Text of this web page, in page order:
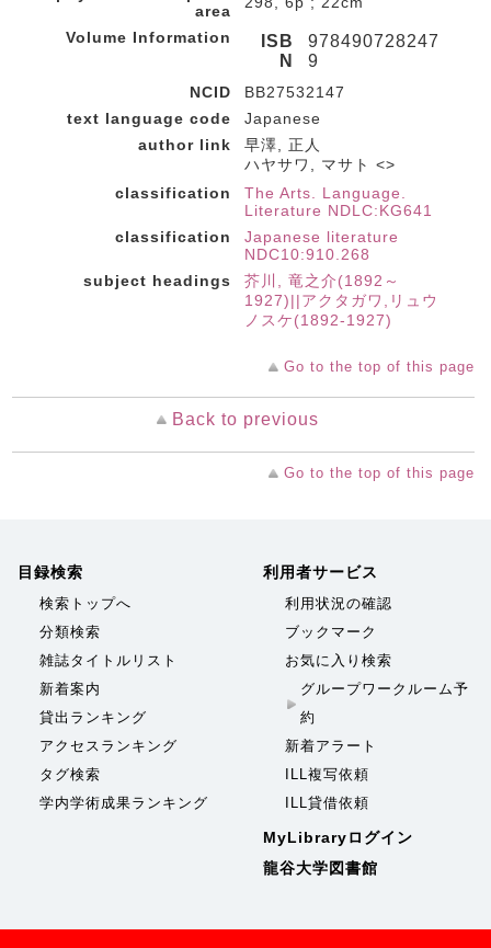
area
Volume Information
ISB
N
978490728247
9
NCID
BB27532147
text language code
Japanese
author link
早澤, 正人
ハヤサワ, マサト <>
classification
The Arts. Language.
Literature NDLC:KG641
classification
Japanese literature
NDC10:910.268
subject headings
芥川, 竜之介(1892～
1927)||アクタガワ,リュウ
ノスケ(1892-1927)
Go to the top of this page
Back to previous
Go to the top of this page
目録検索
検索トップへ
分類検索
雑誌タイトルリスト
新着案内
貸出ランキング
アクセスランキング
タグ検索
学内学術成果ランキング
利用者サービス
利用状況の確認
ブックマーク
お気に入り検索
グループワークルーム予
約
新着アラート
ILL複写依頼
ILL貸借依頼
MyLibraryログイン
龍谷大学図書館